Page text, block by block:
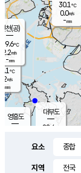
의도
℃
m/s
mm
영흥도
대부도
28.4
30.1℃
0.0m/s
-mm
인천(공)
29.6℃
2.2m/s
-mm
요소
지역